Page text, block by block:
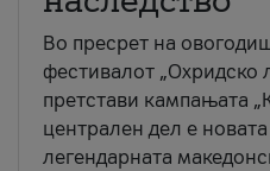
Во пресрет на
фестивалот „Охридско
претстави кампањата
централен дел е
легендарната